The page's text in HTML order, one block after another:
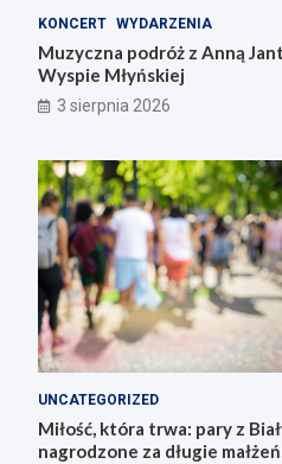
KONCERT WYDARZENIA
Muzyczna podróż z Anną
Wyspie Młyńskiej
3 sierpnia 2026
UNCATEGORIZED
Miłość, która trwa: pary z
nagrodzone za długie